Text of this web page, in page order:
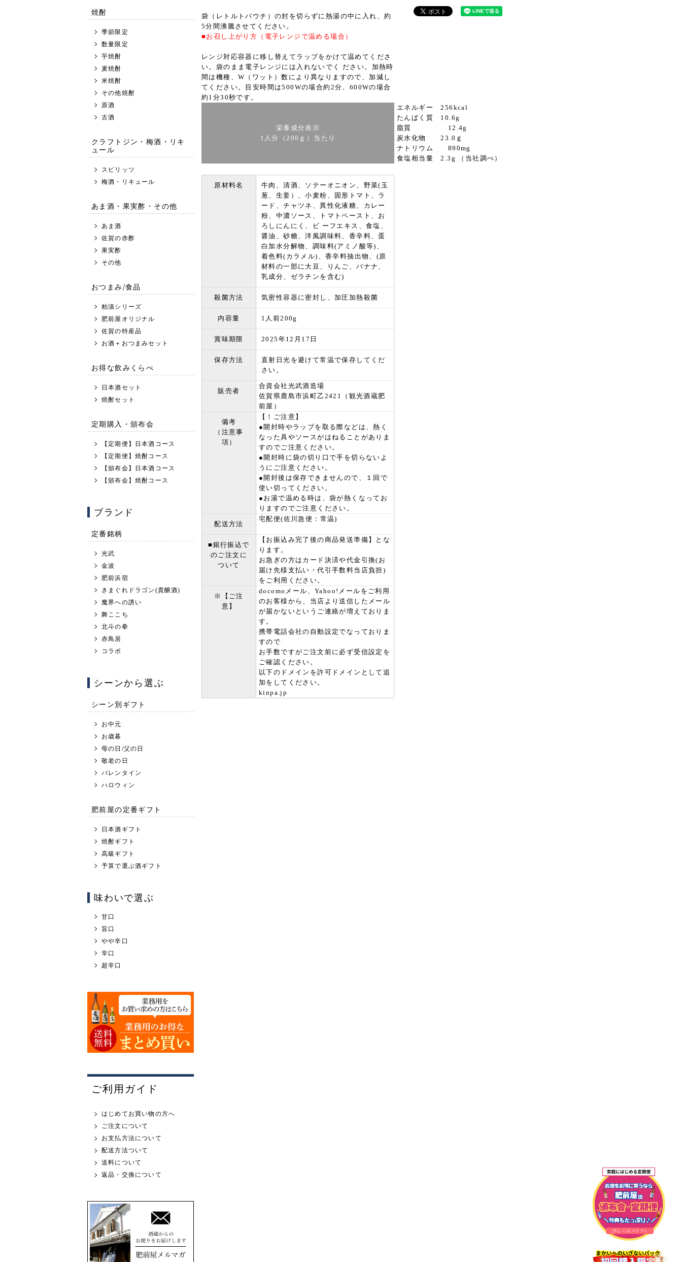
焼酎
季節限定
数量限定
芋焼酎
麦焼酎
米焼酎
その他焼酎
原酒
古酒
クラフトジン・梅酒・リキ
ュール
スピリッツ
梅酒・リキュール
あま酒・果実酢・その他
あま酒
佐賀の赤酢
果実酢
その他
おつまみ/食品
粕漬シリーズ
肥前屋オリジナル
佐賀の特産品
お酒＋おつまみセット
お得な飲みくらべ
日本酒セット
焼酎セット
定期購入・頒布会
【定期便】日本酒コース
【定期便】焼酎コース
【頒布会】日本酒コース
【頒布会】焼酎コース
ブランド
定番銘柄
光武
金波
肥前浜宿
きまぐれドラゴン(貴醸酒)
魔界への誘い
舞ここち
北斗の拳
赤鳥居
コラボ
シーンから選ぶ
シーン別ギフト
お中元
お歳暮
母の日/父の日
敬老の日
バレンタイン
ハロウィン
肥前屋の定番ギフト
日本酒ギフト
焼酎ギフト
高級ギフト
予算で選ぶ酒ギフト
味わいで選ぶ
甘口
旨口
やや辛口
辛口
超辛口
ご利用ガイド
はじめてお買い物の方へ
ご注文について
お支払方法について
配送方法ついて
送料について
返品・交換について
袋（レトルトパウチ）の封を切らずに熱湯の中に入れ、約
5分間沸騰させてください。
■お召し上がり方（電子レンジで温める場合）
レンジ対応容器に移し替えてラップをかけて温めてくださ
い。袋のまま電子レンジには入れないでく ださい。加熱時
間は機種、W（ワット）数により異なりますので、加減し
てください。目安時間は500Wの場合約2分、600Wの場合
約1分30秒です。
栄養成分表示
1人分（200ｇ）当たり
エネルギー 256kcal
たんぱく質 10.6g
脂質 12.4g
炭水化物 23.0ｇ
ナトリウム 890mg
食塩相当量 2.3g （当社調べ）
原材料名
牛肉、清酒、ソテーオニオン、野菜(玉
葱、生姜）、小麦粉、固形トマト、ラ
ード、チャツネ、異性化液糖、カレー
粉、中濃ソース、トマトペースト、お
ろしにんにく、ビ ーフエキス、食塩、
醤油、砂糖、洋風調味料、香辛料、蛋
白加水分解物、調味料(アミノ酸等)、
着色料(カラメル)、香辛料抽出物、(原
材料の一部に大豆、りんご、バナナ、
乳成分、ゼラチンを含む)
殺菌方法 気密性容器に密封し、加圧加熱殺菌
内容量 1人前200g
賞味期限 2025年12月17日
保存方法
直射日光を避けて常温で保存してくだ
さい。
販売者
合資会社光武酒造場
佐賀県鹿島市浜町乙2421（観光酒蔵肥
前屋）
備考
（注意事
項）
【！ご注意】
●開封時やラップを取る際などは、熱く
なった具やソースがはねることがありま
すのでご注意ください。
●開封時に袋の切り口で手を切らないよ
うにご注意ください。
●開封後は保存できませんので、１回で
使い切ってください。
●お湯で温める時は、袋が熱くなってお
りますのでご注意ください。
配送方法
宅配便(佐川急便：常温)
■銀行振込で
のご注文に
ついて
【お振込み完了後の商品発送準備】とな
ります。
お急ぎの方はカード決済や代金引換(お
届け先様支払い・代引手数料当店負担)
をご利用ください。
※【ご注
意】
docomoメール、Yahoo!メールをご利用
のお客様から、当店より送信したメール
が届かないというご連絡が増えておりま
す。
携帯電話会社の自動設定でなっておりま
すので
お手数ですがご注文前に必ず受信設定を
ご確認ください。
以下のドメインを許可ドメインとして追
加をしてください。
kinpa.jp